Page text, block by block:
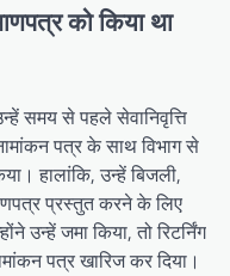
को किया था
समय से पहले सेवानिवृत्ति
पत्र के साथ विभाग से
हालांकि, उन्हें बिजली,
प्रस्तुत करने के लिए
उन्हें जमा किया, तो रिटर्निंग
पत्र खारिज कर दिया।